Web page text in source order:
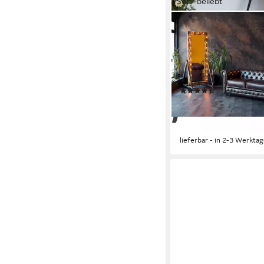
OTTO HOME
Stehlampe Elenoire,
Leuchtmittel, Höhe
schwarz / goldfarben,
Ø 40 cm
(434)
89,99 € UVP319,00 €
nur bis Dienstag
lieferbar - in 2-3